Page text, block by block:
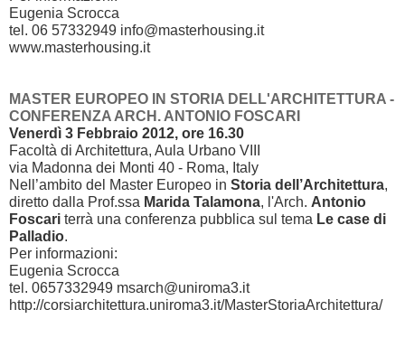
Eugenia Scrocca
tel. 06 57332949 info@masterhousing.it
www.masterhousing.it
MASTER EUROPEO IN STORIA DELL'ARCHITETTURA -
CONFERENZA ARCH. ANTONIO FOSCARI
Venerdì 3 Febbraio 2012, ore 16.30
Facoltà di Architettura, Aula Urbano VIII
via Madonna dei Monti 40 - Roma, Italy
Nell’ambito del Master Europeo in Storia dell’Architettura,
diretto dalla Prof.ssa Marida Talamona, l'Arch. Antonio
Foscari terrà una conferenza pubblica sul tema Le case di
Palladio.
Per informazioni:
Eugenia Scrocca
tel. 0657332949 msarch@uniroma3.it
http://corsiarchitettura.uniroma3.it/MasterStoriaArchitettura/